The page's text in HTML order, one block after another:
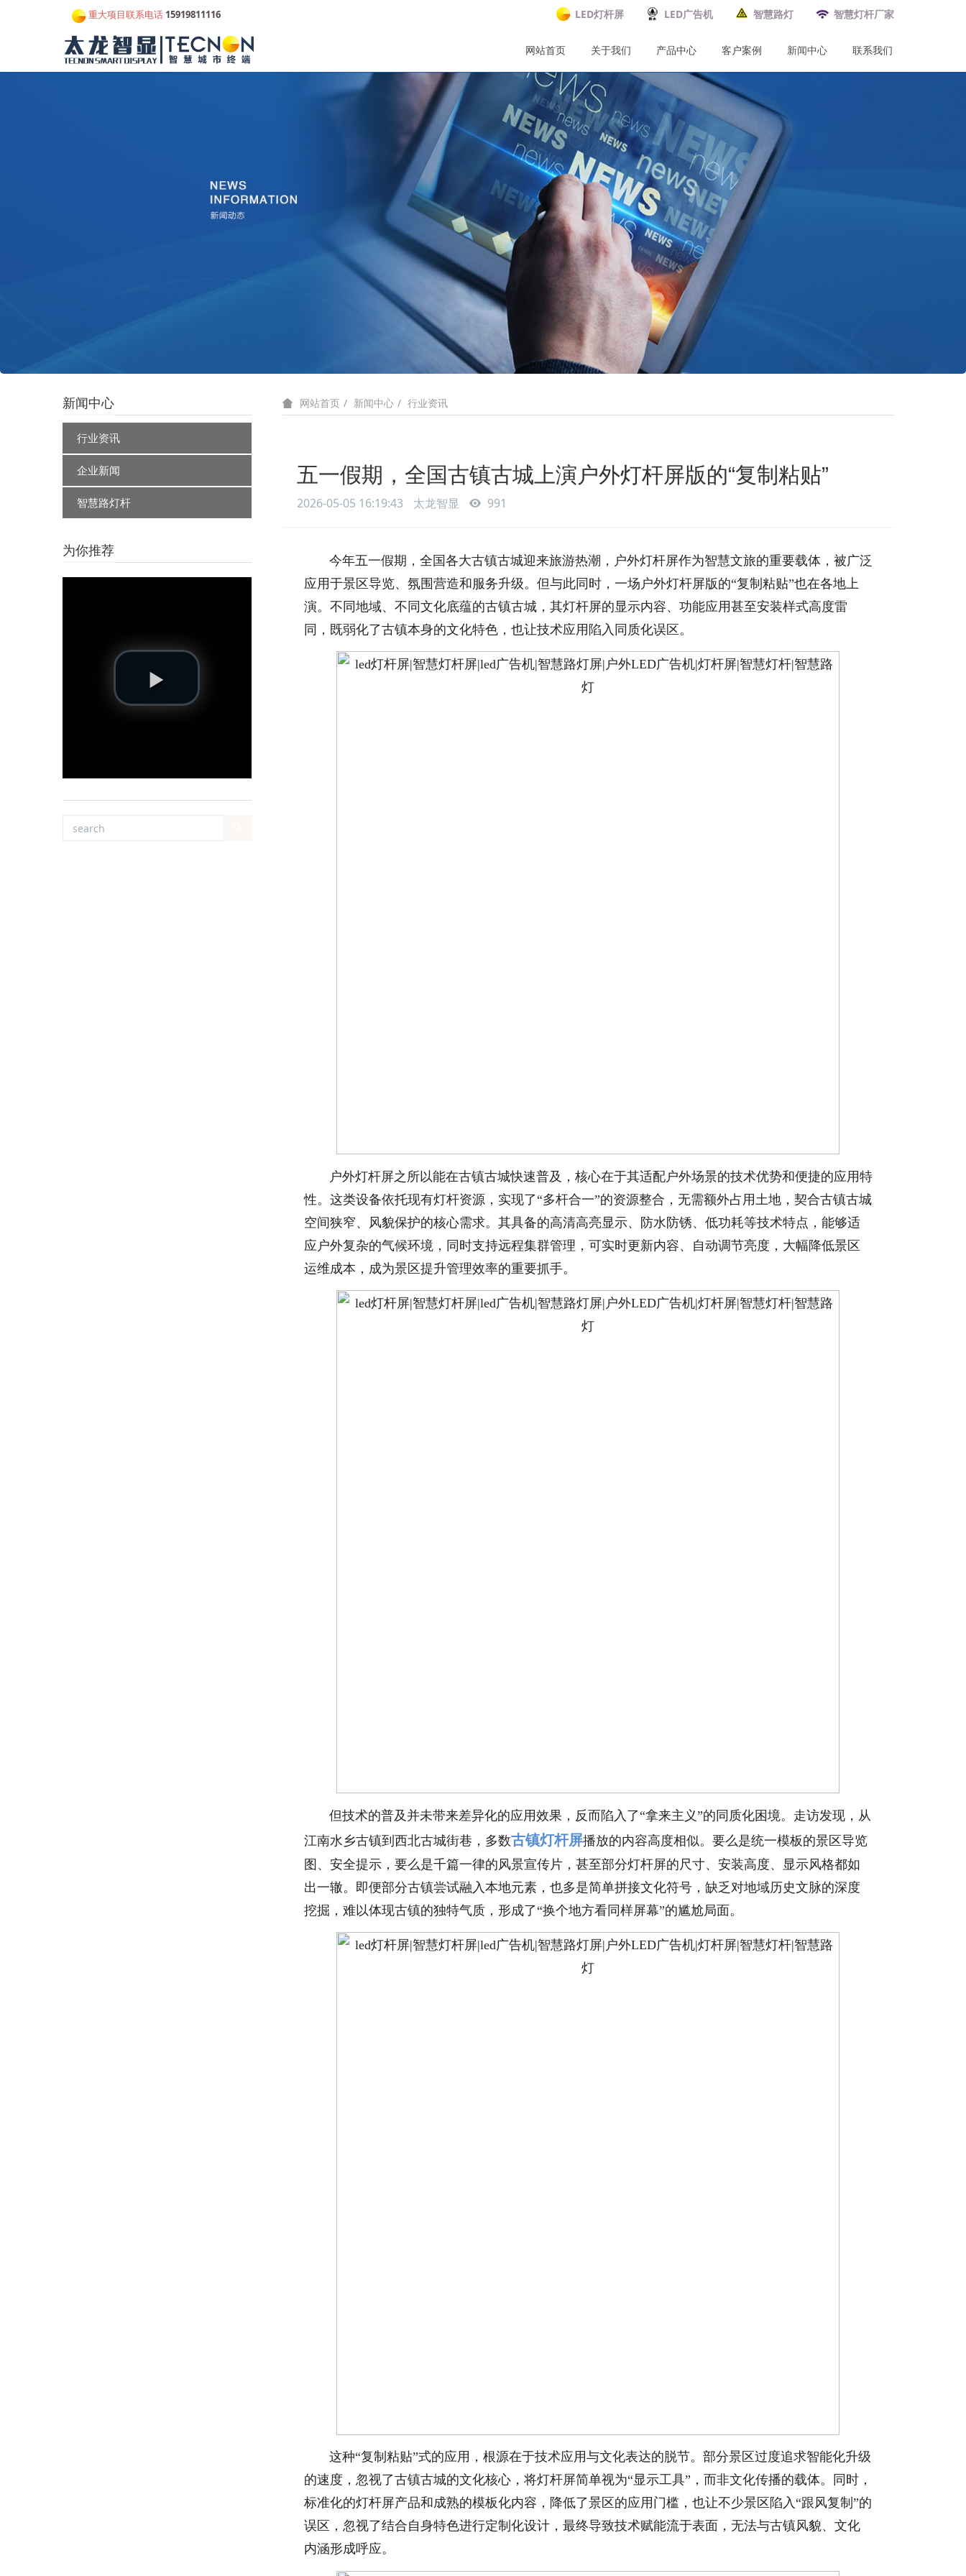
重大项目联系电话 15919811116 LED灯杆屏 LED广告机 智慧路灯 智慧灯杆厂家
网站首页 关于我们 产品中心 客户案例 新闻中心 联系我们
新闻中心
行业资讯
企业新闻
智慧路灯杆
为你推荐
网站首页 新闻中心 行业资讯
五一假期，全国古镇古城上演户外灯杆屏版的“复制粘贴”
2026-05-05 16:19:43 太龙智显 991
今年五一假期，全国各大古镇古城迎来旅游热潮，户外灯杆屏作为智慧文旅的重要载体，被广泛
应用于景区导览、氛围营造和服务升级。但与此同时，一场户外灯杆屏版的“复制粘贴”也在各地上
演。不同地域、不同文化底蕴的古镇古城，其灯杆屏的显示内容、功能应用甚至安装样式高度雷
同，既弱化了古镇本身的文化特色，也让技术应用陷入同质化误区。
户外灯杆屏之所以能在古镇古城快速普及，核心在于其适配户外场景的技术优势和便捷的应用特
性。这类设备依托现有灯杆资源，实现了“多杆合一”的资源整合，无需额外占用土地，契合古镇古城
空间狭窄、风貌保护的核心需求。其具备的高清高亮显示、防水防锈、低功耗等技术特点，能够适
应户外复杂的气候环境，同时支持远程集群管理，可实时更新内容、自动调节亮度，大幅降低景区
运维成本，成为景区提升管理效率的重要抓手。
但技术的普及并未带来差异化的应用效果，反而陷入了“拿来主义”的同质化困境。走访发现，从
江南水乡古镇到西北古城街巷，多数古镇灯杆屏播放的内容高度相似。要么是统一模板的景区导览
图、安全提示，要么是千篇一律的风景宣传片，甚至部分灯杆屏的尺寸、安装高度、显示风格都如
出一辙。即便部分古镇尝试融入本地元素，也多是简单拼接文化符号，缺乏对地域历史文脉的深度
挖掘，难以体现古镇的独特气质，形成了“换个地方看同样屏幕”的尴尬局面。
这种“复制粘贴”式的应用，根源在于技术应用与文化表达的脱节。部分景区过度追求智能化升级
的速度，忽视了古镇古城的文化核心，将灯杆屏简单视为“显示工具”，而非文化传播的载体。同时，
标准化的灯杆屏产品和成熟的模板化内容，降低了景区的应用门槛，也让不少景区陷入“跟风复制”的
误区，忽视了结合自身特色进行定制化设计，最终导致技术赋能流于表面，无法与古镇风貌、文化
内涵形成呼应。